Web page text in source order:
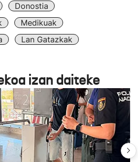
Donostia
Medikuak
Lan Gatazkak
izan daiteke